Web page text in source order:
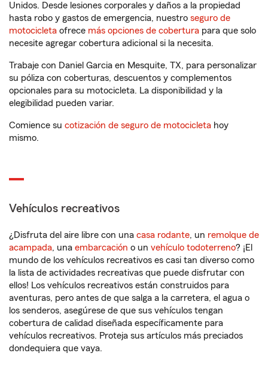
Unidos. Desde lesiones corporales y daños a la propiedad
hasta robo y gastos de emergencia, nuestro seguro de
motocicleta ofrece más opciones de cobertura para que solo
necesite agregar cobertura adicional si la necesita.
Trabaje con Daniel Garcia en Mesquite, TX, para personalizar
su póliza con coberturas, descuentos y complementos
opcionales para su motocicleta. La disponibilidad y la
elegibilidad pueden variar.
Comience su cotización de seguro de motocicleta hoy
mismo.
Vehículos recreativos
¿Disfruta del aire libre con una casa rodante, un remolque de
acampada, una embarcación o un vehículo todoterreno? ¡El
mundo de los vehículos recreativos es casi tan diverso como
la lista de actividades recreativas que puede disfrutar con
ellos! Los vehículos recreativos están construidos para
aventuras, pero antes de que salga a la carretera, el agua o
los senderos, asegúrese de que sus vehículos tengan
cobertura de calidad diseñada específicamente para
vehículos recreativos. Proteja sus artículos más preciados
dondequiera que vaya.